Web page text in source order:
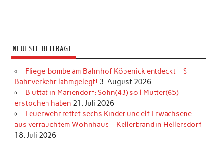
NEUESTE BEITRÄGE
Fliegerbombe am Bahnhof Köpenick entdeckt – S-
Bahnverkehr lahmgelegt! 3. August 2026
Bluttat in Mariendorf: Sohn(43) soll Mutter(65)
erstochen haben 21. Juli 2026
Feuerwehr rettet sechs Kinder und elf Erwachsene
aus verrauchtem Wohnhaus – Kellerbrand in Hellersdorf
18. Juli 2026